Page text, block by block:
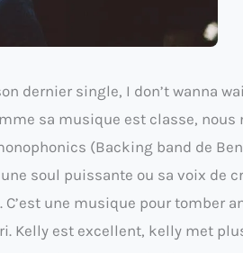
dernier single, I don’t wanna
sa musique est classe, nous
(Backing band de
soul puissante ou sa voix de
une musique pour tomber
Kelly est excellent, kelly met